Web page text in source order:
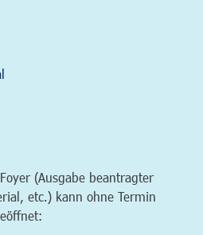
(Ausgabe beantragter
etc.) kann ohne Termin